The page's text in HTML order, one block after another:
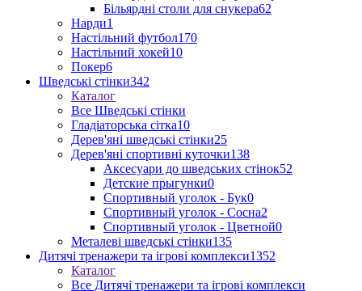
Більярдні столи для снукера62
Нарди1
Настільний футбол170
Настільний хокей10
Покер6
Шведські стінки342
Каталог
Все Шведські стінки
Гладіаторська сітка10
Дерев'яні шведські стінки25
Дерев'яні спортивні куточки138
Аксесуари до шведських стінок52
Детские прыгунки0
Спортивный уголок - Бук0
Спортивный уголок - Сосна2
Спортивный уголок - Цветной0
Металеві шведські стінки135
Дитячі тренажери та ігрові комплекси1352
Каталог
Все Дитячі тренажери та ігрові комплекси